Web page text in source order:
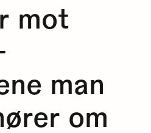
mot
man
om